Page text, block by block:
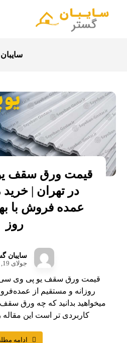
قیمت ورق سقف
در تهران | خرید
عمده‌ فروش با
روز
سایبان
جولای 19, 2026
قیمت ورق سقف یو پی وی سی
روزانه و مستقیم از
میخواهید بدانید که چه ورق
کاربردی تر است این مقاله را
ادامه